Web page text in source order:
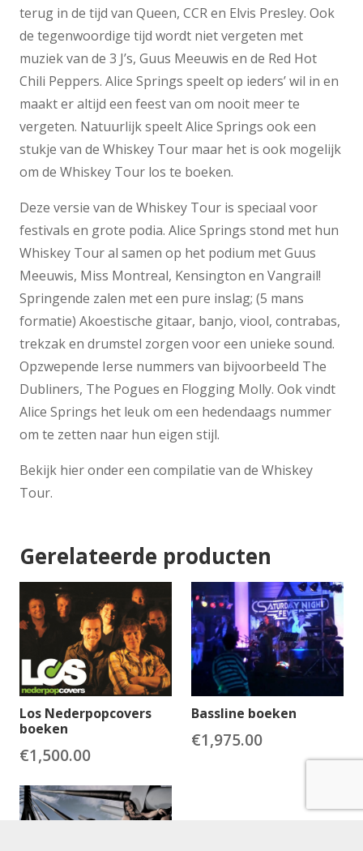
terug in de tijd van Queen, CCR en Elvis Presley. Ook
de tegenwoordige tijd wordt niet vergeten met
muziek van de 3 J’s, Guus Meeuwis en de Red Hot
Chili Peppers. Alice Springs speelt op ieders’ wil in en
maakt er altijd een feest van om nooit meer te
vergeten. Natuurlijk speelt Alice Springs ook een
stukje van de Whiskey Tour maar het is ook mogelijk
om de Whiskey Tour los te boeken.
Deze versie van de Whiskey Tour is speciaal voor
festivals en grote podia. Alice Springs stond met hun
Whiskey Tour al samen op het podium met Guus
Meeuwis, Miss Montreal, Kensington en Vangrail!
Springende zalen met een pure inslag; (5 mans
formatie) Akoestische gitaar, banjo, viool, contrabas,
trekzak en drumstel zorgen voor een unieke sound.
Opzwepende Ierse nummers van bijvoorbeeld The
Dubliners, The Pogues en Flogging Molly. Ook vindt
Alice Springs het leuk om een hedendaags nummer
om te zetten naar hun eigen stijl.
Bekijk hier onder een compilatie van de Whiskey
Tour.
Gerelateerde producten
Los Nederpopcovers
boeken
€1,500.00
Bassline boeken
€1,975.00